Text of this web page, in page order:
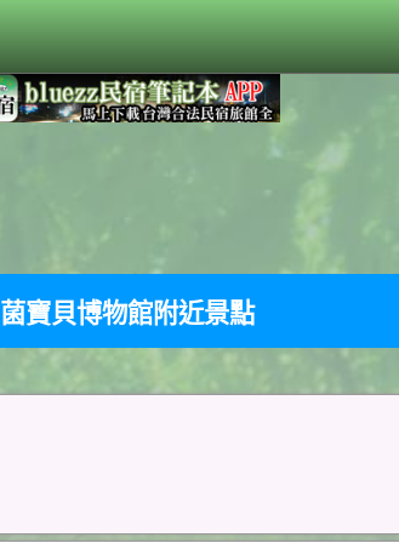
菌寶貝博物館附近景點